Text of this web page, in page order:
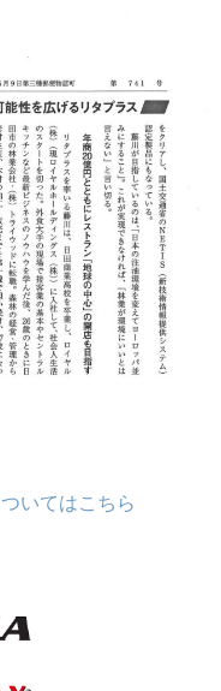
いてはこちら